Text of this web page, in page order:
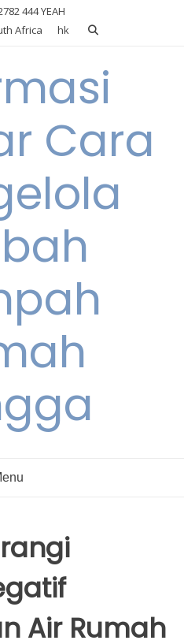
444 YEAH
Africa
hk
Cara
Air Rumah